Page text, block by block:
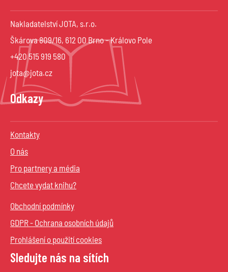
Nakladatelství JOTA, s.r.o.
Škárova 809/16, 612 00 Brno – Královo Pole
+420 515 919 580
jota@jota.cz
Odkazy
Kontakty
O nás
Pro partnery a média
Chcete vydat knihu?
Obchodní podmínky
GDPR - Ochrana osobních údajů
Prohlášení o použití cookies
Sledujte nás na sítích